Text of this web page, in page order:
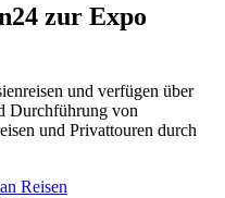
zur Expo
und verfügen über
Durchführung von
und Privattouren durch
Reisen